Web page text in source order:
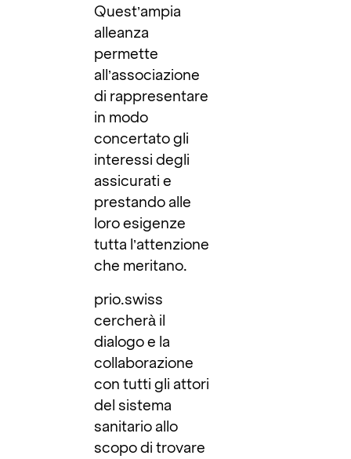
Quest’ampia
alleanza
permette
all’associazione
di rappresentare
in modo
concertato gli
interessi degli
assicurati e
prestando alle
loro esigenze
tutta l’attenzione
che meritano.
prio.swiss
cercherà il
dialogo e la
collaborazione
con tutti gli attori
del sistema
sanitario allo
scopo di trovare